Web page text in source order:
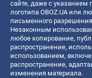
сайте, даже с указанием
логотипа OBOZ.UA или
письменного
Незаконным
любое копирование,
распространение,
использованием,
распространение,
изменения материала.